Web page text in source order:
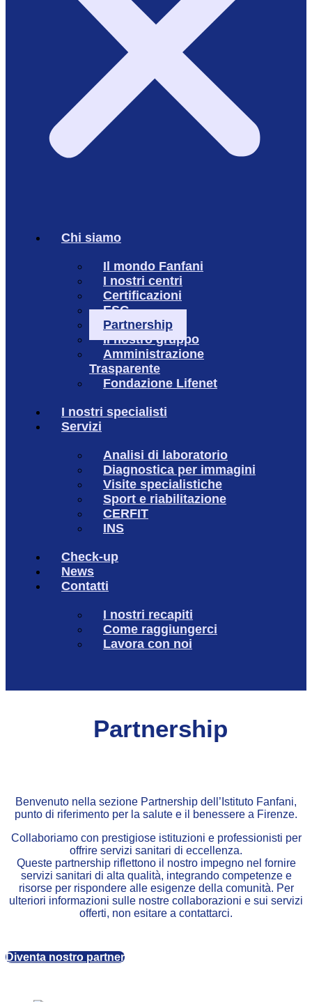
Chi siamo
Il mondo Fanfani
I nostri centri
Certificazioni
ESG
Partnership
Il nostro gruppo
Amministrazione
Trasparente
Fondazione Lifenet
I nostri specialisti
Servizi
Analisi di laboratorio
Diagnostica per immagini
Visite specialistiche
Sport e riabilitazione
CERFIT
INS
Check-up
News
Contatti
I nostri recapiti
Come raggiungerci
Lavora con noi
Partnership
Benvenuto nella sezione Partnership dell’Istituto Fanfani,
punto di riferimento per la salute e il benessere a Firenze.
Collaboriamo con prestigiose istituzioni e professionisti per
offrire servizi sanitari di eccellenza.
Queste partnership riflettono il nostro impegno nel fornire
servizi sanitari di alta qualità, integrando competenze e
risorse per rispondere alle esigenze della comunità. Per
ulteriori informazioni sulle nostre collaborazioni e sui servizi
offerti, non esitare a contattarci.
Diventa nostro partner